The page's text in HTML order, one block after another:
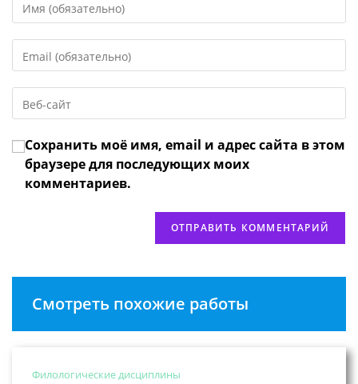
свое
или
имя
чтобы
прокомментировать
свой
адрес,
чтобы
URL
веб-
сайта
(необязательно)
Сохранить моё имя, email и адрес сайта в этом
браузере для последующих моих
комментариев.
Смотреть похожие работы
Филологические дисциплины